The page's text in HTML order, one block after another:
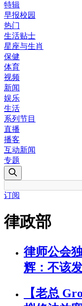
特辑
早报校园
热门
生活贴士
星座与生肖
保健
体育
视频
新闻
娱乐
生活
系列节目
直播
播客
互动新闻
专题
订阅
律政部
律师公会
辉：不该
【老总